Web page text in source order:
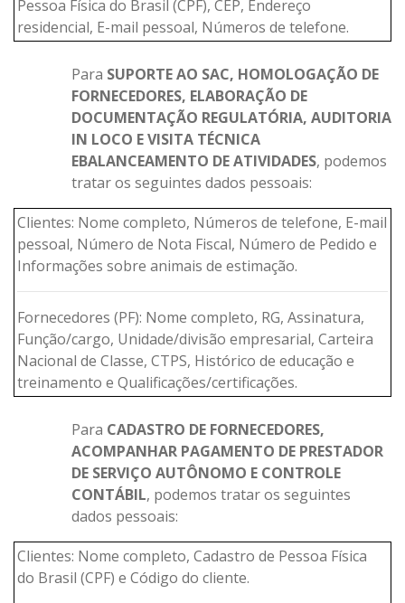
Pessoa Física do Brasil (CPF), CEP, Endereço
residencial, E-mail pessoal, Números de telefone.
Para SUPORTE AO SAC, HOMOLOGAÇÃO DE
FORNECEDORES, ELABORAÇÃO DE
DOCUMENTAÇÃO REGULATÓRIA, AUDITORIA
IN LOCO E VISITA TÉCNICA
EBALANCEAMENTO DE ATIVIDADES, podemos
tratar os seguintes dados pessoais:
Clientes: Nome completo, Números de telefone, E-mail
pessoal, Número de Nota Fiscal, Número de Pedido e
Informações sobre animais de estimação.
Fornecedores (PF): Nome completo, RG, Assinatura,
Função/cargo, Unidade/divisão empresarial, Carteira
Nacional de Classe, CTPS, Histórico de educação e
treinamento e Qualificações/certificações.
Para CADASTRO DE FORNECEDORES,
ACOMPANHAR PAGAMENTO DE PRESTADOR
DE SERVIÇO AUTÔNOMO E CONTROLE
CONTÁBIL, podemos tratar os seguintes
dados pessoais:
Clientes: Nome completo, Cadastro de Pessoa Física
do Brasil (CPF) e Código do cliente.